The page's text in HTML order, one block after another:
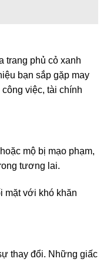
trang phủ cỏ xanh
bạn sắp gặp may
việc, tài chính
mộ bị mạo phạm,
tương lai.
mặt với khó khăn
thay đổi. Những giấc